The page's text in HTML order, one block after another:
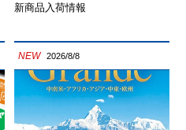
新商品入荷情報
NEW 2026/8/8